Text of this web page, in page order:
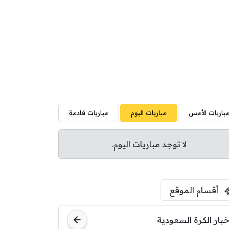
مباريات الأمس مباريات اليوم مباريات قادمة
لا توجد مباريات اليوم.
أقسام الموقع
الكرة السعودية